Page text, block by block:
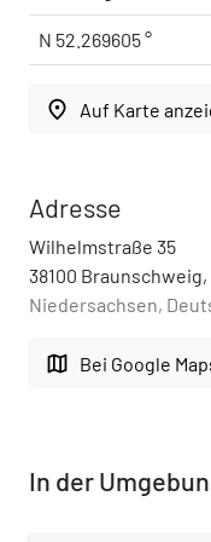
N 52.269605 °
place Auf Karte
Adresse
Wilhelmstraße 35
38100
Niedersachsen,
map Bei Google
In der